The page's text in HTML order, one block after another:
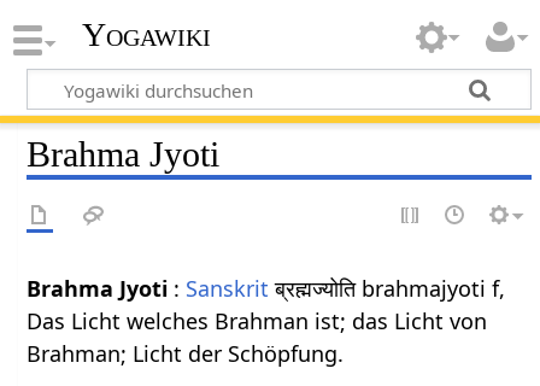
Yogawiki
Brahma Jyoti
Brahma Jyoti : Sanskrit ब्रह्मज्योति brahmajyoti f,
Das Licht welches Brahman ist; das Licht von
Brahman; Licht der Schöpfung.